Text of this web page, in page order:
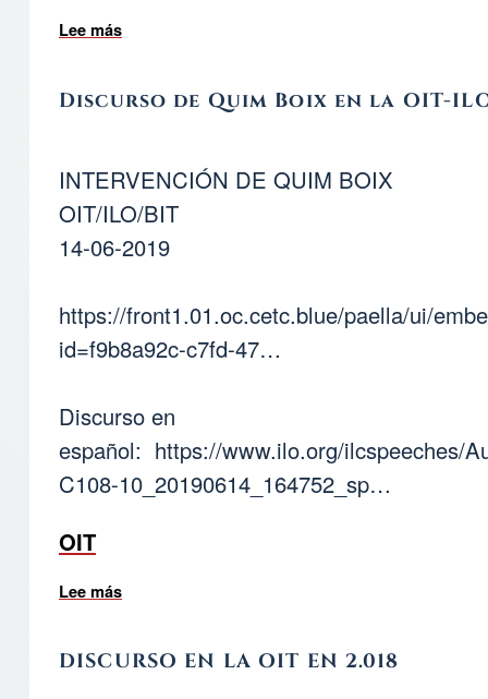
Lee más
Discurso de Quim Boix en la OIT-
INTERVENCIÓN DE QUIM BOIX
OIT/ILO/BIT
14-06-2019
https://front1.01.oc.cetc.blue/paella/ui/
id=f9b8a92c-c7fd-47…
Discurso en
español: https://www.ilo.org/ilcspeeches/
C108-10_20190614_164752_sp…
OIT
Lee más
DISCURSO EN LA OIT EN 2.018